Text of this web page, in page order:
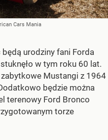
Cars Mania
urodziny fani Forda
w tym roku 60 lat.
Mustangi z 1964
będzie można
terenowy Ford Bronco
torze